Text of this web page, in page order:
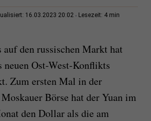
16.03.2023 20:02 Lesezeit: 4 min
auf den russischen Markt hat
neuen Ost-West-Konflikts
Zum ersten Mal in der
Börse hat der Yuan im
den Dollar als die am